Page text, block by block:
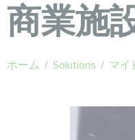
商業施
ホーム / Solutions / マイ